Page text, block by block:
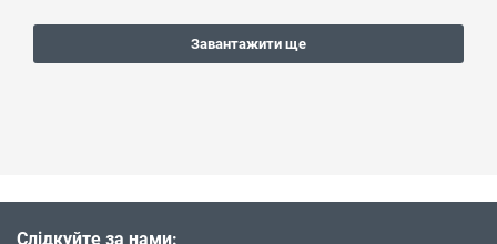
Завантажити ще
Слідкуйте за нами: